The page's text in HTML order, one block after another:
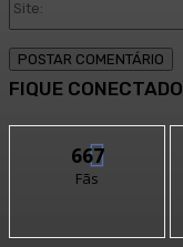
FIQUE CONECTADO
667
Fãs